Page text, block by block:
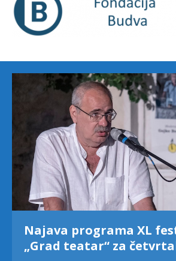
Najava programa XL
„Grad teatar“ za